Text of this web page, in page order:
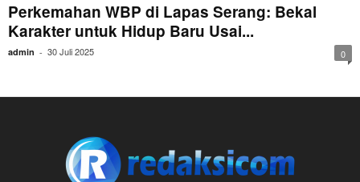
Perkemahan WBP di Lapas Serang: Bekal
Karakter untuk Hidup Baru Usai...
admin - 30 Juli 2025 0